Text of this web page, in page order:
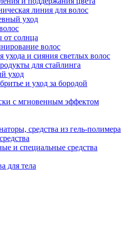
линия для волос
уход
от солнца
волос
ухода и сияния светлых волос
для стайлинга
уход
и уход за бородой
с мгновенным эффектом
средства из гель-полимера
и специальные средства
для тела